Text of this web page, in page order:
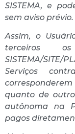
SISTEMA, e
sem aviso prévio.
Assim, o
terceiros
SISTEMA/
Serviços
quanto de
autônoma na
pagos